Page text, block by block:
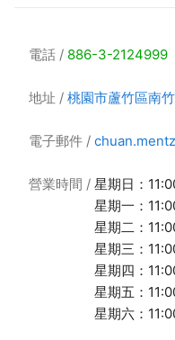
電話 886-3-2124999
地址 桃園市蘆竹區南
電子郵件
營業時間
星期日：
星期一：
星期二：
星期三：
星期四：
星期五：
星期六：